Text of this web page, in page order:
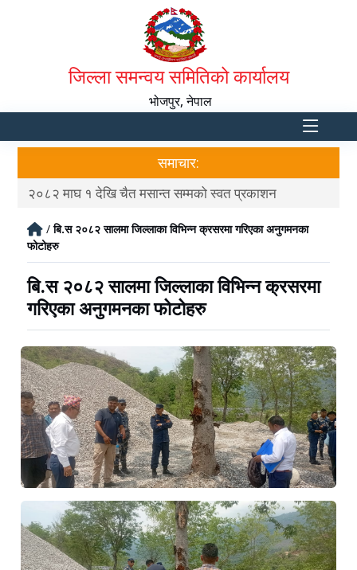
जिल्ला समन्वय समितिको कार्यालय
भोजपुर, नेपाल
समाचार:
२०८२ माघ १ देखि चैत मसान्त सम्मको स्वत प्रकाशन
/बि.स २०८२ सालमा जिल्लाका विभिन्न क्रसरमा गरिएका अनुगमनका
फोटोहरु
बि.स २०८२ सालमा जिल्लाका विभिन्न क्रसरमा
गरिएका अनुगमनका फोटोहरु